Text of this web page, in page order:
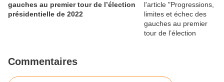
gauches au premier tour de l’élection
présidentielle de 2022
Commentaires